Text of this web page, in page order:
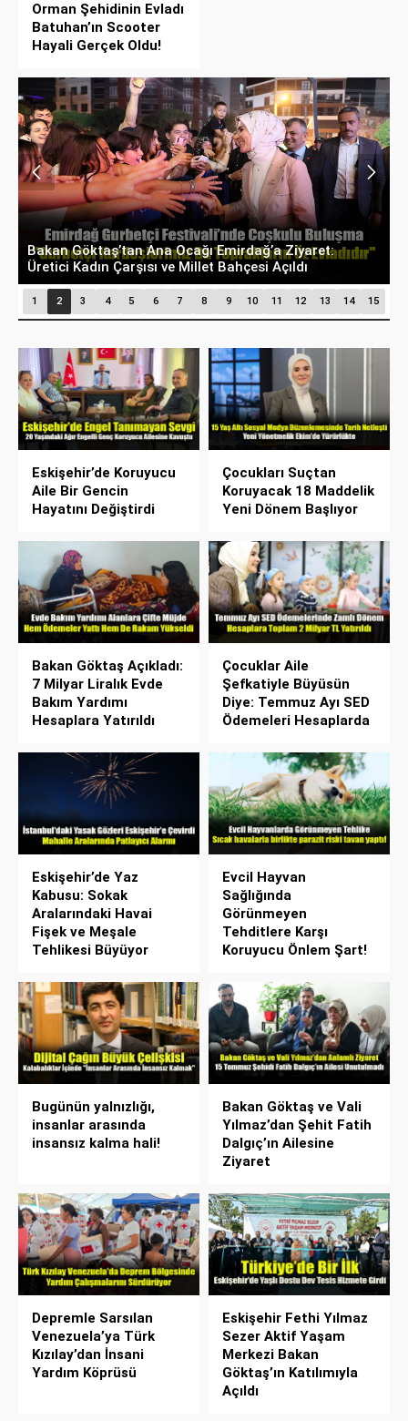
Orman Şehidinin Evladı
Batuhan’ın Scooter
Hayali Gerçek Oldu!
Bakan Göktaş’tan Ana Ocağı Emirdağ’a Ziyaret:
Üretici Kadın Çarşısı ve Millet Bahçesi Açıldı
1 2 3 4 5 6 7 8 9 10 11 12 13 14 15
Eskişehir’de Koruyucu
Aile Bir Gencin
Hayatını Değiştirdi
Çocukları Suçtan
Koruyacak 18 Maddelik
Yeni Dönem Başlıyor
Bakan Göktaş Açıkladı:
7 Milyar Liralık Evde
Bakım Yardımı
Hesaplara Yatırıldı
Çocuklar Aile
Şefkatiyle Büyüsün
Diye: Temmuz Ayı SED
Ödemeleri Hesaplarda
Eskişehir’de Yaz
Kabusu: Sokak
Aralarındaki Havai
Fişek ve Meşale
Tehlikesi Büyüyor
Evcil Hayvan
Sağlığında
Görünmeyen
Tehditlere Karşı
Koruyucu Önlem Şart!
Bugünün yalnızlığı,
insanlar arasında
insansız kalma hali!
Bakan Göktaş ve Vali
Yılmaz’dan Şehit Fatih
Dalgıç’ın Ailesine
Ziyaret
Depremle Sarsılan
Venezuela’ya Türk
Kızılay’dan İnsani
Yardım Köprüsü
Eskişehir Fethi Yılmaz
Sezer Aktif Yaşam
Merkezi Bakan
Göktaş’ın Katılımıyla
Açıldı